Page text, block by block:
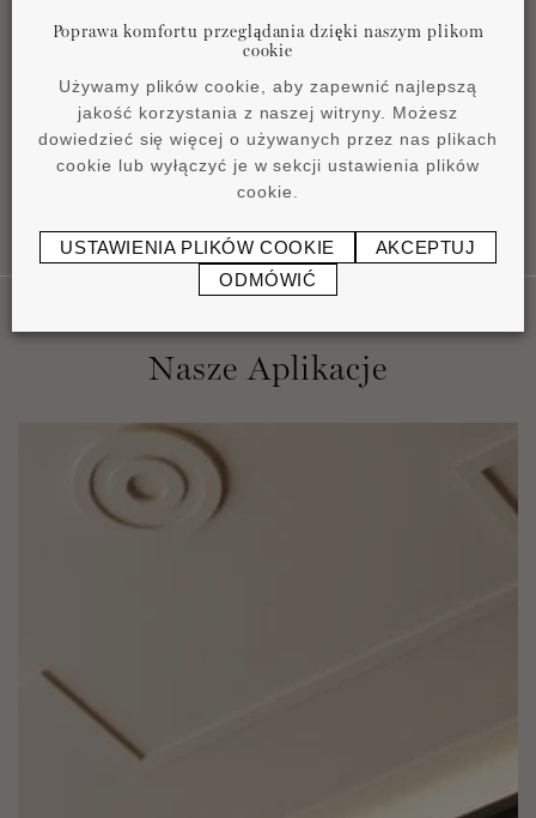
pdf 1,23 MB
Nasze Aplikacje
Poprawa komfortu przeglądania dzięki naszym plikom
cookie
Używamy plików cookie, aby zapewnić najlepszą
jakość korzystania z naszej witryny. Możesz
dowiedzieć się więcej o używanych przez nas plikach
cookie lub wyłączyć je w sekcji ustawienia plików
cookie.
USTAWIENIA PLIKÓW COOKIE
AKCEPTUJ
ODMÓWIĆ